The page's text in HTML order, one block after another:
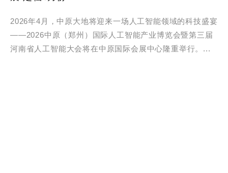
2026年4月，中原大地将迎来一场人工智能领域的科技盛宴
——2026中原（郑州）国际人工智能产业博览会暨第三届
河南省人工智能大会将在中原国际会展中心隆重举行。...